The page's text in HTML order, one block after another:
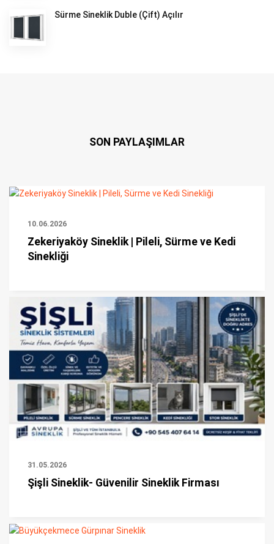
Sürme Sineklik Duble (Çift) Açılır
SON PAYLAŞIMLAR
10.06.2026
Zekeriyaköy Sineklik | Pileli, Sürme ve Kedi
Sinekliği
31.05.2026
Şişli Sineklik- Güvenilir Sineklik Firması